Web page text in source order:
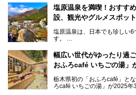
した。
那須湯本の温泉街から少し離
許される露天風呂からの絶景
た。
2名1室利用で1人あたり4,500
───
提供元：アイコニア・ホスピ
この記事はほったらかしの宿
塩原温泉を満喫！おすす
設、観光やグルメスポッ
塩原温泉は、日本でも珍しい
す。
栃木県の北部にある箒川のほ
古くから多くの人々から癒や
た。
温泉に加えて、豊かな自然を
こでしか味わえないご当地グ
幅広い世代がゆったり過
おふろcafé いちごの湯」
栃木県初の「おふろcafé」と
ろcafé いちごの湯」が2025年